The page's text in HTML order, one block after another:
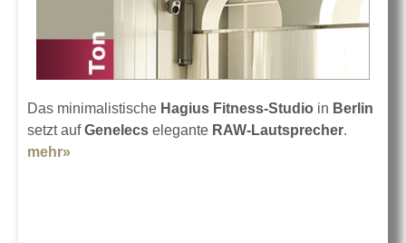
Das minimalistische Hagius Fitness-Studio in Berlin
setzt aufGenelecs elegante RAW-Lautsprecher.
mehr»